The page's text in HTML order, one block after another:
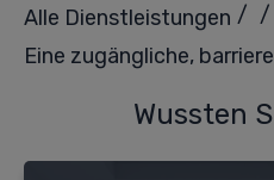
Alle Dienstleistungen / /
Wussten